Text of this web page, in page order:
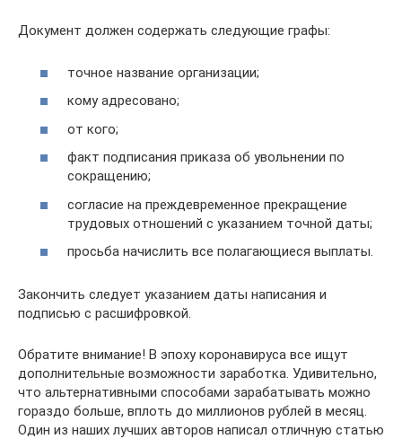
Документ должен содержать следующие графы:
точное название организации;
кому адресовано;
от кого;
факт подписания приказа об увольнении по
сокращению;
согласие на преждевременное прекращение
трудовых отношений с указанием точной даты;
просьба начислить все полагающиеся выплаты.
Закончить следует указанием даты написания и
подписью с расшифровкой.
Обратите внимание! В эпоху коронавируса все ищут
дополнительные возможности заработка. Удивительно,
что альтернативными способами зарабатывать можно
гораздо больше, вплоть до миллионов рублей в месяц.
Один из наших лучших авторов написал отличную статью